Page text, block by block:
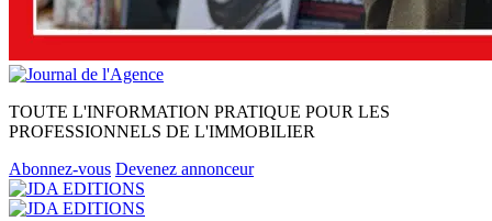
TOUTE L'INFORMATION PRATIQUE POUR LES
PROFESSIONNELS DE L'IMMOBILIER
Abonnez-vous Devenez annonceur